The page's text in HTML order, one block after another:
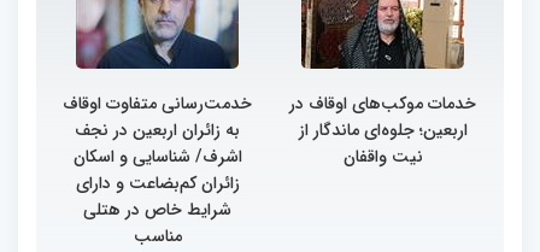
خدمات موکب‌های اوقاف در
اربعین؛ جلوه‌ای ماندگار از
نیت واقفان
خدمت‌رسانی متفاوت اوقاف
به زائران اربعین در نجف
اشرف/ شناسایی و اسکان
زائران کم‌بضاعت و دارای
شرایط خاص در هتلی
مناسب